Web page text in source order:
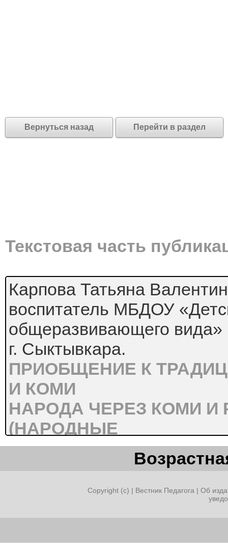
Вернуться назад Перейти в раздел
Текстовая часть
Карпова Татьяна
воспитатель МБДОУ
общеразвивающего вида»
г. Сыктывкара.
ПРИОБЩЕНИЕ К
И КОМИ
НАРОДА ЧЕРЕЗ КОМИ И
(НАРОДНЫЕ
ПЕСНИ, ТАНЦЫ,
«Любовь к родному краю,
начинается с малого – с
к своему детскому саду.
Copyright (c) | Вестник Педагога | Об